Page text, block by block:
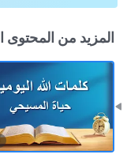
المزيد من المحتوى